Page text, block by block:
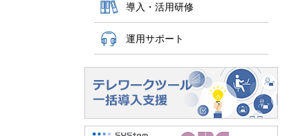
導入・活用研修
運用サポート